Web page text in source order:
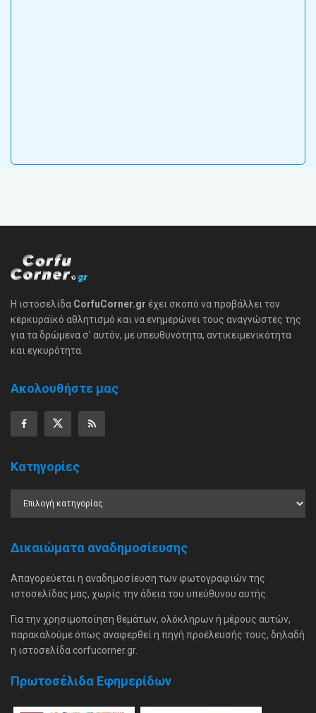
Η ιστοσελίδα CorfuCorner.gr έχει σκοπό να προβάλλει τον
κερκυραϊκό αθλητισμό και να ενημερώνει τους αναγνώστες της
για τα δρώμενα σ' αυτόν, με υπευθυνότητα, αντικειμενικότητα
και εγκυρότητα.
Ακολουθήστε μας
Κατηγορίες
Δικαιώματα αναδημοσίευσης
Απαγορεύεται η αναδημοσίευση των φωτογραφιών της
ιστοσελίδας μας, χωρίς την άδεια του υπεύθυνου αυτής.
Για την χρησιμοποίηση θεμάτων, ολόκληρων ή μέρους αυτών,
παρακαλούμε όπως αναφερθεί η πηγή προέλευσής τους, δηλαδή
η ιστοσελίδα corfucorner.gr.
Πρωτοσέλιδα Εφημερίδων